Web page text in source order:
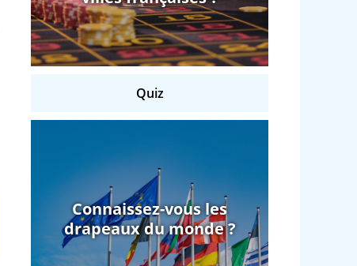
Quiz
Connaissez-vous les
drapeaux du monde ?